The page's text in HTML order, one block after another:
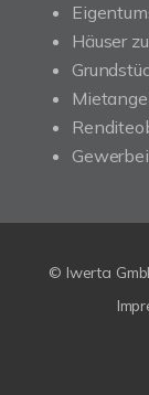
Häuser
© Iwerta